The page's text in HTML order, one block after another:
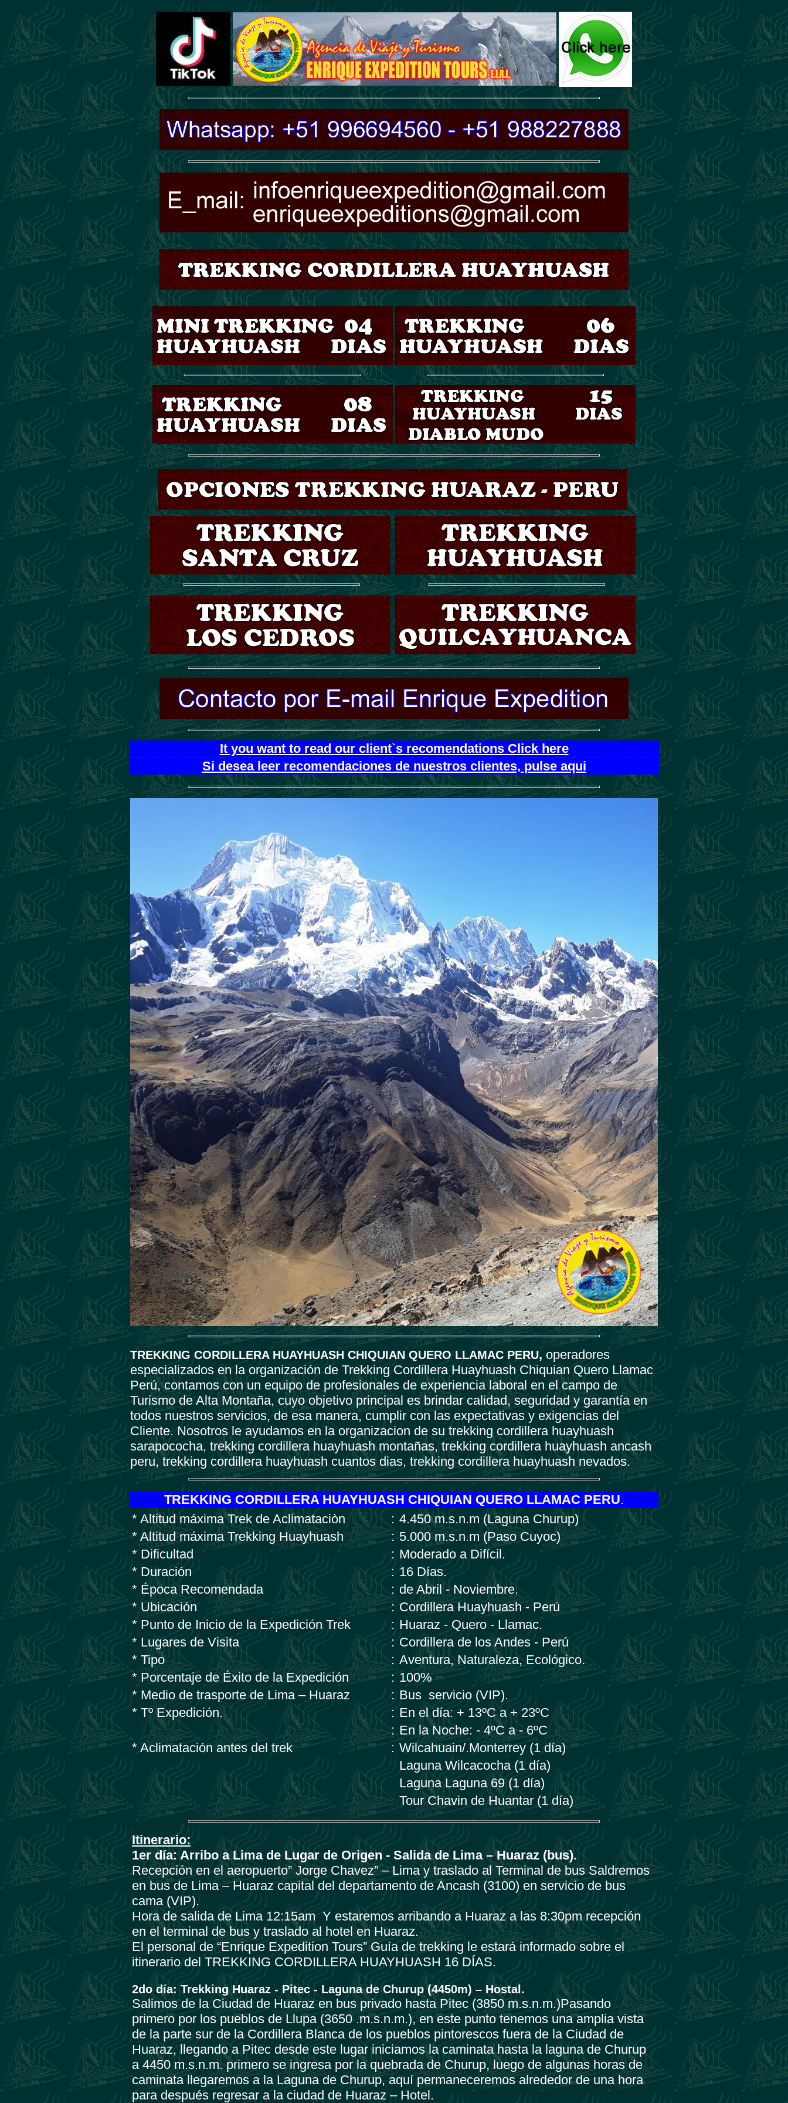
It you want to read our client`s recomendations Click here
Si desea leer recomendaciones de nuestros clientes, pulse aqui
TREKKING CORDILLERA HUAYHUASH CHIQUIAN QUERO LLAMAC PERU, operadores
especializados en la organización de Trekking Cordillera Huayhuash Chiquian Quero Llamac
Perú, contamos con un equipo de profesionales de experiencia laboral en el campo de
Turismo de Alta Montaña, cuyo objetivo principal es brindar calidad, seguridad y garantía en
todos nuestros servicios, de esa manera, cumplir con las expectativas y exigencias del
Cliente. Nosotros le ayudamos en la organizacion de su trekking cordillera huayhuash
sarapococha, trekking cordillera huayhuash montañas, trekking cordillera huayhuash ancash
peru, trekking cordillera huayhuash cuantos dias, trekking cordillera huayhuash nevados.
TREKKING CORDILLERA HUAYHUASH CHIQUIAN QUERO LLAMAC PERU.
* Altitud máxima Trek de Aclimataciòn
: 4.450 m.s.n.m (Laguna Churup)
* Altitud máxima Trekking Huayhuash
: 5.000 m.s.n.m (Paso Cuyoc)
* Dificultad
: Moderado a Difícil.
* Duración
: 16 Días.
* Época Recomendada
: de Abril - Noviembre.
* Ubicación
: Cordillera Huayhuash - Perú
* Punto de Inicio de la Expedición Trek
: Huaraz - Quero - Llamac.
* Lugares de Visita
: Cordillera de los Andes - Perú
* Tipo
: Aventura, Naturaleza, Ecológico.
* Porcentaje de Éxito de la Expedición
: 100%
* Medio de trasporte de Lima – Huaraz
: Bus servicio (VIP).
* Tº Expedición.
: En el día: + 13ºC a + 23ºC
: En la Noche: - 4ºC a - 6ºC
* Aclimatación antes del trek
: Wilcahuain/.Monterrey (1 día)
Laguna Wilcacocha (1 día)
Laguna Laguna 69 (1 día)
Tour Chavin de Huantar (1 día)
Itinerario:
1er día: Arribo a Lima de Lugar de Origen - Salida de Lima – Huaraz (bus).
Recepción en el aeropuerto” Jorge Chavez” – Lima y traslado al Terminal de bus Saldremos
en bus de Lima – Huaraz capital del departamento de Ancash (3100) en servicio de bus
cama (VIP).
Hora de salida de Lima 12:15am Y estaremos arribando a Huaraz a las 8:30pm recepción
en el terminal de bus y traslado al hotel en Huaraz.
El personal de “Enrique Expedition Tours” Guía de trekking le estará informado sobre el
itinerario del TREKKING CORDILLERA HUAYHUASH 16 DÍAS.
2do día: Trekking Huaraz - Pitec - Laguna de Churup (4450m) – Hostal.
Salimos de la Ciudad de Huaraz en bus privado hasta Pitec (3850 m.s.n.m.)Pasando
primero por los pueblos de Llupa (3650 .m.s.n.m.), en este punto tenemos una amplia vista
de la parte sur de la Cordillera Blanca de los pueblos pintorescos fuera de la Ciudad de
Huaraz, llegando a Pitec desde este lugar iniciamos la caminata hasta la laguna de Churup
a 4450 m.s.n.m. primero se ingresa por la quebrada de Churup, luego de algunas horas de
caminata llegaremos a la Laguna de Churup, aquí permaneceremos alrededor de una hora
para después regresar a la ciudad de Huaraz – Hotel.